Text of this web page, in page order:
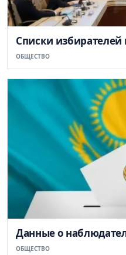
Списки избирателей
ОБЩЕСТВО
Данные о
ОБЩЕСТВО